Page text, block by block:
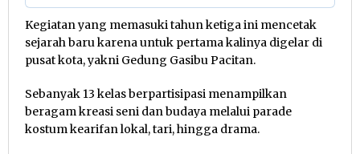
Kegiatan yang memasuki tahun ketiga ini mencetak
sejarah baru karena untuk pertama kalinya digelar di
pusat kota, yakni Gedung Gasibu Pacitan.
Sebanyak 13 kelas berpartisipasi menampilkan
beragam kreasi seni dan budaya melalui parade
kostum kearifan lokal, tari, hingga drama.